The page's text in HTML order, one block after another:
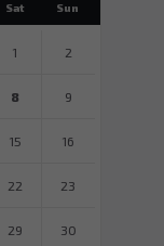
Sat Sun
1 2
8 9
15 16
22 23
29 30